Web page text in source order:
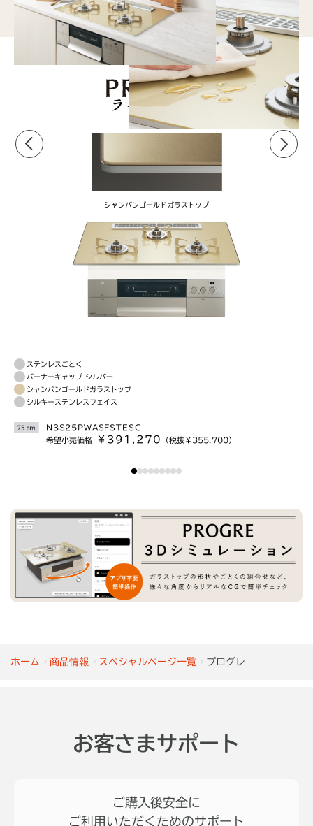
ホーム 商品情報 スペシャルページ一覧 プログレ
ラインアップ
シャンパンゴールドガラストップ
ステンレスごとく
バーナーキャップ シルバー
シャンパンゴールドガラストップ
シルキーステンレスフェイス
N3S25PWASFSTESC
希望小売価格
￥391,270 （税抜￥355,700）
お客さまサポート
ご購入後安全に
ご利用いただくためのサポート